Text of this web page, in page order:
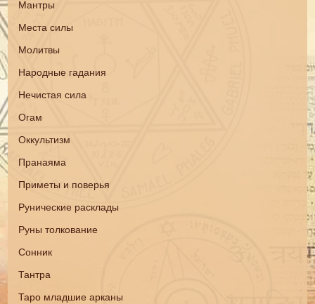
Мантры
Места силы
Молитвы
Народные гадания
Нечистая сила
Огам
Оккультизм
Пранаяма
Приметы и поверья
Рунические расклады
Руны толкование
Сонник
Тантра
Таро младшие арканы